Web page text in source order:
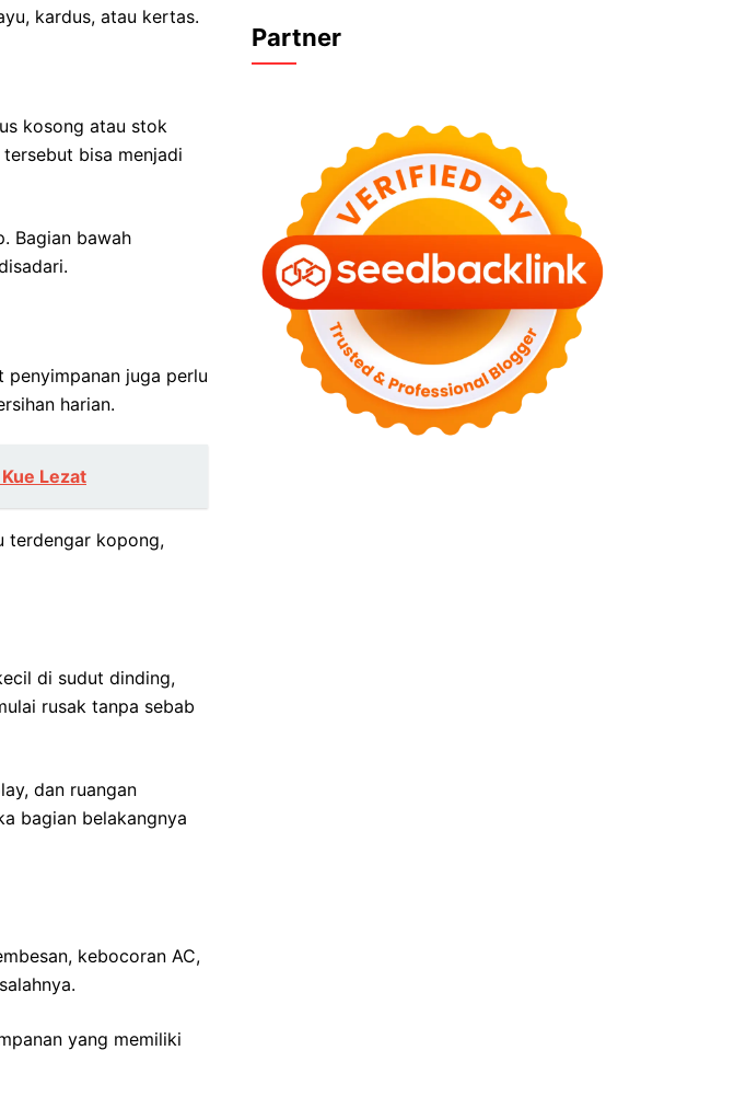
kardus, atau kertas.
kosong atau stok
bisa menjadi
Bagian bawah
penyimpanan juga perlu
harian.
Lezat
terdengar kopong,
di sudut dinding,
rusak tanpa sebab
dan ruangan
bagian belakangnya
kebocoran AC,
yang memiliki
Partner